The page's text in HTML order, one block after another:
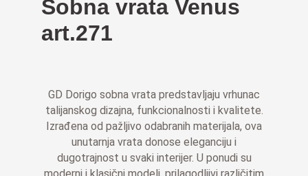
Sobna vrata Venus
art.271
GD Dorigo sobna vrata predstavljaju vrhunac
talijanskog dizajna, funkcionalnosti i kvalitete.
Izrađena od pažljivo odabranih materijala, ova
unutarnja vrata donose eleganciju i
dugotrajnost u svaki interijer. U ponudi su